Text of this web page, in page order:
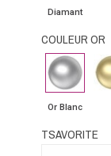
Diamant
COULEUR OR
Or
Blanc
Or Blanc
Or
TSAVORITE